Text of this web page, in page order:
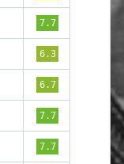
7.7
6.3
6.7
7.7
7.7